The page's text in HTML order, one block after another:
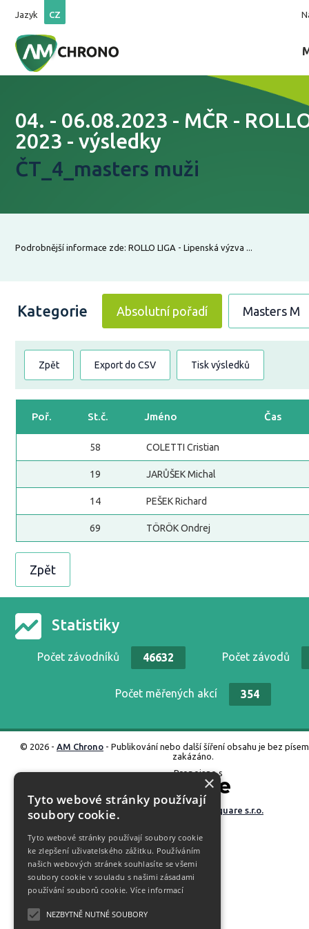
Jazyk CZ
04. - 06.08.2023 - MČR -
2023 - výsledky
ČT_4_masters muži
Podrobnější informace zde: ROLLO LIGA - Lipenská výzva ...
Kategorie Absolutní pořadí Masters M
Zpět Export do CSV Tisk výsledků
Poř. St.č. Jméno Čas
58 COLETTI Cristian
19 JARŮŠEK Michal
14 PEŠEK Richard
69 TÖRÖK Ondrej
Zpět
Statistiky
Počet závodníků 46632 Počet závodů
Počet měřených akcí 354
© 2026 - AM Chrono - Publikování nebo další šíření obsahu je bez
zakázáno.
Propojeno s
M square s.r.o.
×
Tyto webové stránky používají
soubory cookie.
Tyto webové stránky používají soubory cookie
ke zlepšení uživatelského zážitku. Používáním
našich webových stránek souhlasíte se všemi
soubory cookie v souladu s našimi zásadami
používání souborů cookie. Více informací
NEZBYTNĚ NUTNÉ SOUBORY